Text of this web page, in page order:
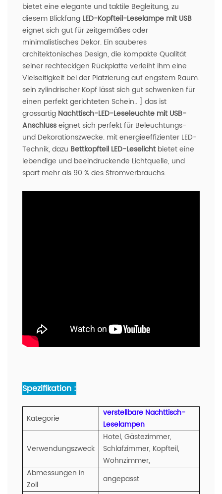
bietet eine elegante und taktile Begleitung, zu
diesem Blickfang LED-Kopfteil-Leselampe mit USB
eignet sich gut für zeitgemäßes oder
minimalistisches Dekor. Ein sauberes
architektonisches Design, die kompakte Qualität
seiner rechteckigen Rückplatte verleiht ihm eine
Vielseitigkeit bei der Platzierung auf engstem Raum.
sein zylindrischer Kopf lässt sich gut schwenken für
einen perfekt gerichteten Schein.. ] das ist
grossartig Nachttisch-LED-Leseleuchte mit USB-
Anschlusseignet sich perfekt für Beleuchtungs-
und Dekorationszwecke. mit energieeffizienter LED-
Technik, dazu Bettkopfteil LED-Leselichtbietet eine
lebendige und beeindruckende Lichtquelle, und
spart mehr als 90 % des Stromverbrauchs.
Spezifikation :
Kategorie
verstellbare Nachttisch-
Leselampen
Verwendungszweck
Hotel, Gästezimmer,
Schlafzimmer, Kopfteil,
Wohnzimmer,
Abmessungen in
Zoll
angepasst